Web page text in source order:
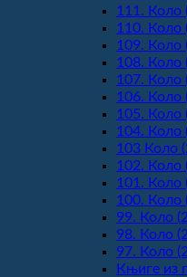
111. Коло
110. Коло
109. Коло
108. Коло
107. Коло
106. Коло
105. Коло
104. Коло
103 Коло
102. Коло
101. Коло
100. Коло
99. Коло
98. Коло
97. Коло
Књиге из